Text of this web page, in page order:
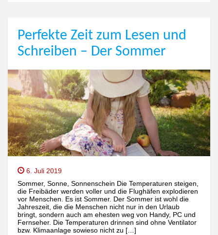
Perfekte Zeit zum Lesen und
Schreiben – Der Sommer
6. Juli 2019
Sommer, Sonne, Sonnenschein Die Temperaturen steigen,
die Freibäder werden voller und die Flughäfen explodieren
vor Menschen. Es ist Sommer. Der Sommer ist wohl die
Jahreszeit, die die Menschen nicht nur in den Urlaub
bringt, sondern auch am ehesten weg von Handy, PC und
Fernseher. Die Temperaturen drinnen sind ohne Ventilator
bzw. Klimaanlage sowieso nicht zu […]